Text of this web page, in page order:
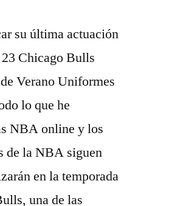
su última actuación
Chicago Bulls
Verano Uniformes
lo que he
NBA online y los
de la NBA siguen
en la temporada
una de las